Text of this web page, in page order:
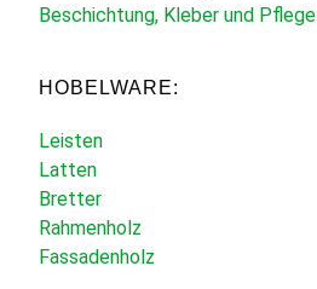
Beschichtung, Kleber und Pflege
HOBELWARE:
Leisten
Latten
Bretter
Rahmenholz
Fassadenholz